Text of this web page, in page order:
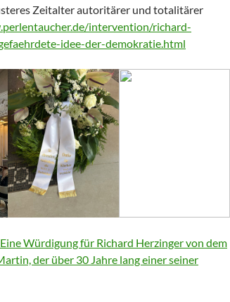
Zeitalter autoritärer und totalitärer
intervention/richard-
idee-der-demokratie.html
Würdigung für Richard Herzinger von dem
der über 30 Jahre lang einer seiner